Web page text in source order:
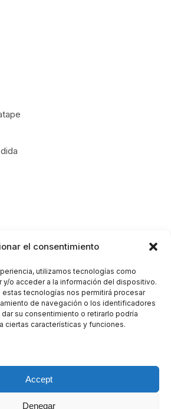
el consentimiento
utilizamos tecnologías como
y/o acceder a la información del dispositivo.
estas tecnologías nos permitirá procesar
de navegación o los identificadores
su consentimiento o retirarlo podría
ciertas características y funciones.
Accept
Denegar